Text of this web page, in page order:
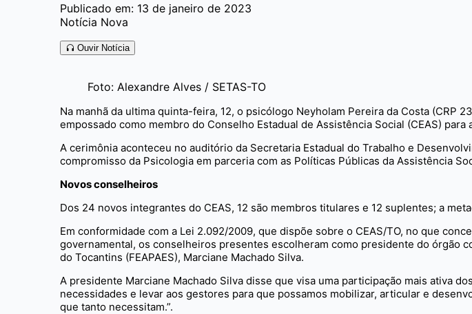
Publicado em: 13 de janeiro de 2023
Notícia Nova
Ouvir Notícia
Foto: Alexandre Alves / SETAS-TO
Na manhã da ultima quinta-feira, 12, o psicólogo Neyholam Pereira da Costa (CRP
empossado como membro do Conselho Estadual de Assistência Social (CEAS)
A cerimônia aconteceu no auditório da Secretaria Estadual do Trabalho e
compromisso da Psicologia em parceria com as Políticas Públicas da Assistência
Novos conselheiros
Dos 24 novos integrantes do CEAS, 12 são membros titulares e 12 suplentes; a
Em conformidade com a Lei 2.092/2009, que dispõe sobre o CEAS/TO, no que
governamental, os conselheiros presentes escolheram como presidente do órgão
do Tocantins (FEAPAES), Marciane Machado Silva.
A presidente Marciane Machado Silva disse que visa uma participação mais ativa
necessidades e levar aos gestores para que possamos mobilizar, articular e
que tanto necessitam.”.